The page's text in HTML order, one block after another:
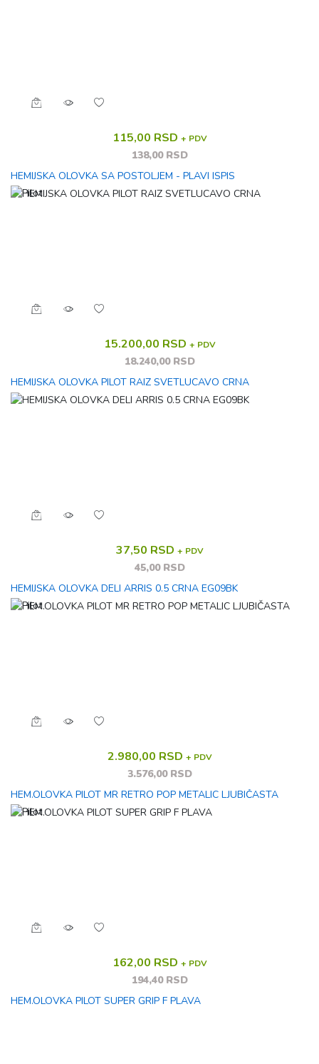
115,00 RSD + PDV
138,00 RSD
HEMIJSKA OLOVKA SA POSTOLJEM - PLAVI ISPIS
15.200,00 RSD + PDV
18.240,00 RSD
HEMIJSKA OLOVKA PILOT RAIZ SVETLUCAVO CRNA
37,50 RSD + PDV
45,00 RSD
HEMIJSKA OLOVKA DELI ARRIS 0.5 CRNA EG09BK
2.980,00 RSD + PDV
3.576,00 RSD
HEM.OLOVKA PILOT MR RETRO POP METALIC LJUBIČASTA
162,00 RSD + PDV
194,40 RSD
HEM.OLOVKA PILOT SUPER GRIP F PLAVA